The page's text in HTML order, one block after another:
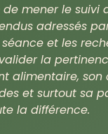
de mener le suivi
adressés
et les
la
alimentaire,
et surtout sa
la différence.